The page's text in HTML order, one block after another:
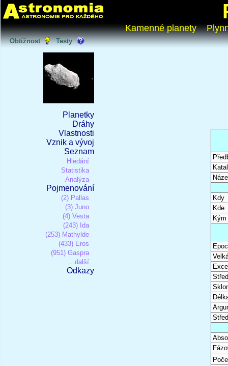
Kamenné planety
Obtížnost Testy
Planetky
Dráhy
Vlastnosti
Vznik a vývoj
Seznam
Hledání
Statistika
Analýza
Pojmenování
(2) Pallas
(3) Juno
(4) Vesta
(243) Ida
(253) Mathylde
(433) Eros
(951) Gaspra
...další
Odkazy
Kdy
Kde
Kým